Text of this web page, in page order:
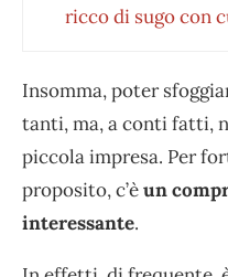
ricco di sugo con
Insomma, poter
tanti, ma, a conti fatti,
piccola impresa. Per
proposito, c’èun
interessante.